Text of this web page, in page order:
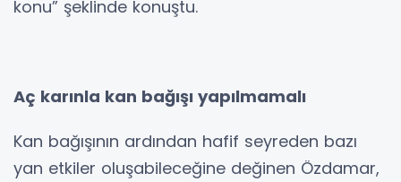
konu” şeklinde konuştu.
Aç karınla kan bağışı yapılmamalı
Kan bağışının ardından hafif seyreden bazı
yan etkiler oluşabileceğine değinen Özdamar,